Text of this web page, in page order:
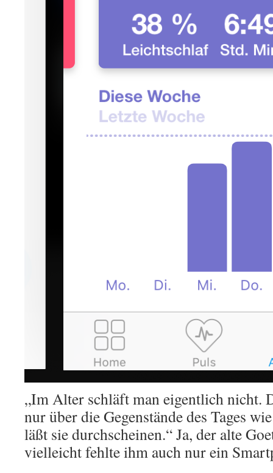
„Im Alter schläft man eigentlich nicht.
nur über die Gegenstände des Tages
läßt sie durchscheinen.“ Ja, der alte
vielleicht fehlte ihm auch nur ein